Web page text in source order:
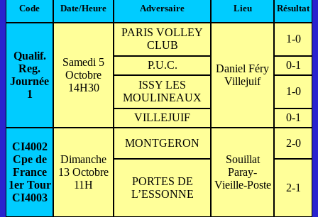
Code Date/Heure Adversaire Lieu Résultat
Qualif.
Reg.
Journée
1
Samedi 5
Octobre
14H30
PARIS VOLLEY
CLUB
Daniel Féry
Villejuif
1-0
P.U.C.
0-1
ISSY LES
MOULINEAUX
1-0
VILLEJUIF 0-1
CI4002
Cpe de
France
1er Tour
CI4003
Dimanche
13 Octobre
11H
MONTGERON
Souillat
Paray-
Vieille-Poste
2-0
PORTES DE
L’ESSONNE
2-1